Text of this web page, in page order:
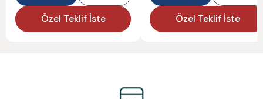
Özel Teklif İste Özel Teklif İste